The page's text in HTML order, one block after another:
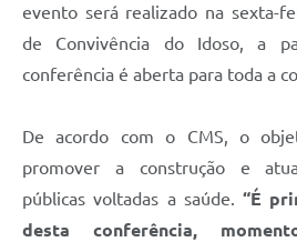
evento será realizado na sexta-
de Convivência do Idoso, a
conferência é aberta para toda a
De acordo com o CMS, o
promover a construção e
públicas voltadas a saúde.“É
desta conferência,